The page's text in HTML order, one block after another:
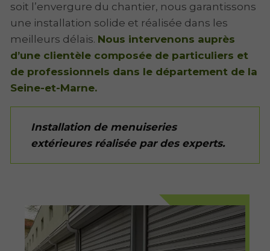
soit l’envergure du chantier, nous garantissons
une installation solide et réalisée dans les
meilleurs délais. Nous intervenons auprès
d’une clientèle composée de particuliers et
de professionnels dans le département de la
Seine-et-Marne.
Installation de menuiseries
extérieures réalisée par des experts.